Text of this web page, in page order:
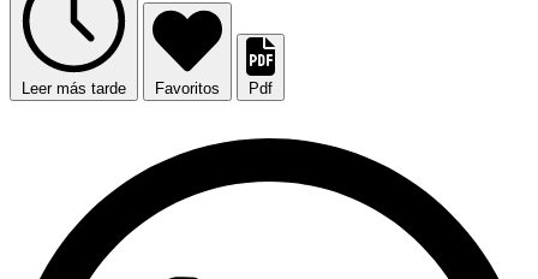
Leer más tarde Favoritos Pdf